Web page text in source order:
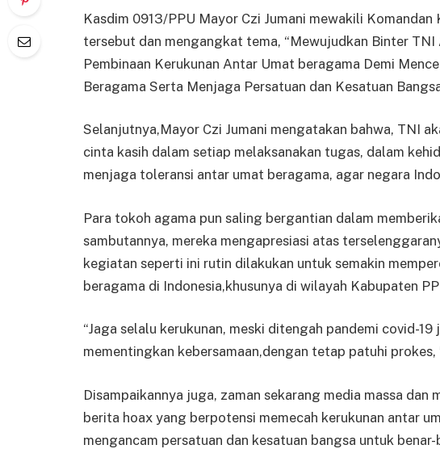
Kasdim 0913/PPU Mayor Czi Jumani mewakili
tersebut dan mengangkat tema, “Mewujudkan Binter
Pembinaan Kerukunan Antar Umat beragama Demi
Beragama Serta Menjaga Persatuan dan Kesatuan
Selanjutnya,Mayor Czi Jumani mengatakan bahwa, TNI
cinta kasih dalam setiap melaksanakan tugas, dalam
menjaga toleransi antar umat beragama, agar negara
Para tokoh agama pun saling bergantian dalam
sambutannya, mereka mengapresiasi atas
kegiatan seperti ini rutin dilakukan untuk semakin
beragama di Indonesia,khusunya di wilayah Kabupaten
“Jaga selalu kerukunan, meski ditengah pandemi covid-
mementingkan kebersamaan,dengan tetap patuhi prokes,
Disampaikannya juga, zaman sekarang media massa
berita hoax yang berpotensi memecah kerukunan antar
mengancam persatuan dan kesatuan bangsa untuk